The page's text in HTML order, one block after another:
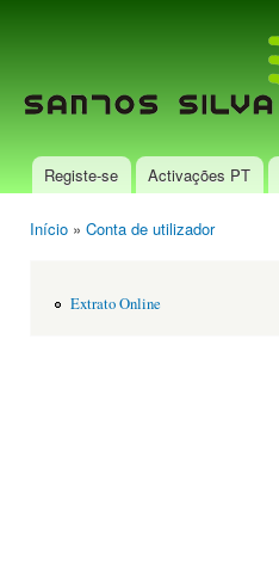
Silva
Menu principal
Registe-se Activações PT
Início » Conta de utilizador
Extrato Online